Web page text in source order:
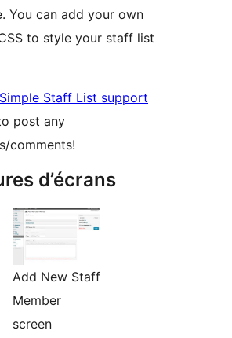
You can add your own
to style your staff list
Simple Staff List support
post any
comments!
d’écrans
Add New Staff
Member
screen